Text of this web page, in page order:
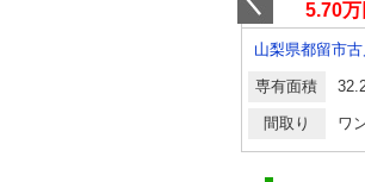
5.70万
山梨県都留市
専有面積
間取り ワ